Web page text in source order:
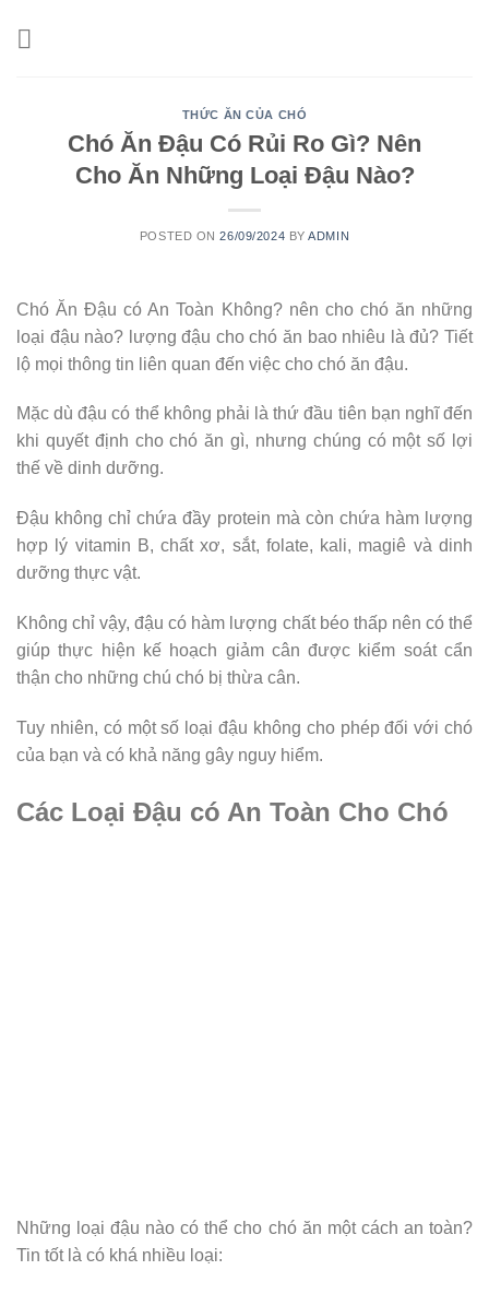
THỨC ĂN CỦA CHÓ
Chó Ăn Đậu Có Rủi Ro Gì? Nên
Cho Ăn Những Loại Đậu Nào?
POSTED ON26/09/2024 BYADMIN
Chó Ăn Đậu có An Toàn Không? nên cho chó ăn những
loại đậu nào? lượng đậu cho chó ăn bao nhiêu là đủ? Tiết
lộ mọi thông tin liên quan đến việc cho chó ăn đậu.
Mặc dù đậu có thể không phải là thứ đầu tiên bạn nghĩ đến
khi quyết định cho chó ăn gì, nhưng chúng có một số lợi
thế về dinh dưỡng.
Đậu không chỉ chứa đầy protein mà còn chứa hàm lượng
hợp lý vitamin B, chất xơ, sắt, folate, kali, magiê và dinh
dưỡng thực vật.
Không chỉ vậy, đậu có hàm lượng chất béo thấp nên có thể
giúp thực hiện kế hoạch giảm cân được kiểm soát cẩn
thận cho những chú chó bị thừa cân.
Tuy nhiên, có một số loại đậu không cho phép đối với chó
của bạn và có khả năng gây nguy hiểm.
Các Loại Đậu có An Toàn Cho Chó
Những loại đậu nào có thể cho chó ăn một cách an toàn?
Tin tốt là có khá nhiều loại: